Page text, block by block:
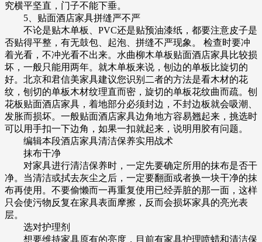
究横平坚直，门子不能下垂。
5、贴面酒店家具拼缝严不严
不论是贴木单板、PVC还是贴预油漆纸，都要注意皮子是
否贴得平整，有无鼓包、起泡、拼缝不严现象。 检查时要冲
着光看，不冲光看不出来。水曲柳木单板贴面酒店家具比较损
坏，一般只能用两年。就木单板来说，刨边的单板比旋切的
好。北京和君信美家具建议您识别二者的方法是看木材的花
纹，刨切的单板木材纹理直而密，旋切的单板花纹曲而疏。刨
花板贴面酒店家具，着地部分必须封边，不封边板就会吸潮、
发胀而损坏。一般贴面酒店家具边角地方容易翘起来，挑选时
可以用手扣一下边角，如果一扣就起来，说明用胶有问题。
编辑本段酒店家具清洁保养实用战术
抹布干净
对家具进行清洁保养时，一定先要确定所用的抹布是否干
净。当清洁或拭去灰尘之后，一定要翻面或者换一块干净的抹
布再使用。不要偷懒而一再重复使用已经弄脏的那一面，这样
只会使污物反复在家具表面摩擦，反而会损坏家具的亮光表
层。
选对护理剂
想要维持家具原有的亮度，目前有家具护理喷蜡和清洁保